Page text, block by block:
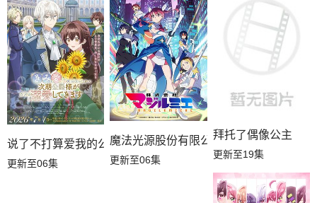
说了不打算爱我的公爵继承人，不知为何对我宠爱有加
更新至06集
魔法光源股份有限公司第二季
更新至06集
拜托了偶像公主
更新至19集